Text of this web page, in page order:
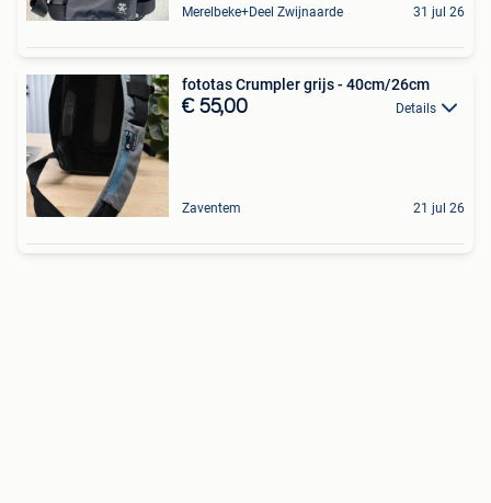
Merelbeke+Deel Zwijnaarde 31 jul 26
fototas Crumpler grijs - 40cm/26cm
€ 55,00 Details
Zaventem 21 jul 26